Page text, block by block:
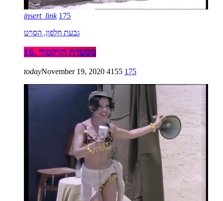
insert_link 175
גבעת חלפון, הסרט
16. מסעדת הויקטור
todayNovember 19, 2020 4155 175